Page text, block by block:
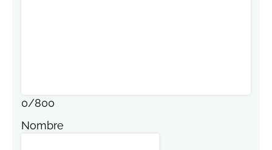
0/800
Nombre